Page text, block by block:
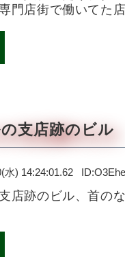
門店街で働いてた
支店跡のビル
水) 14:24:01.62
店跡のビル、首の